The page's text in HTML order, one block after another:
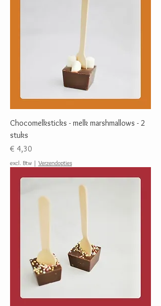
Chocomelksticks - melk marshmallows - 2
stuks
Prijs
€ 4,30
excl. Btw | Verzendopties